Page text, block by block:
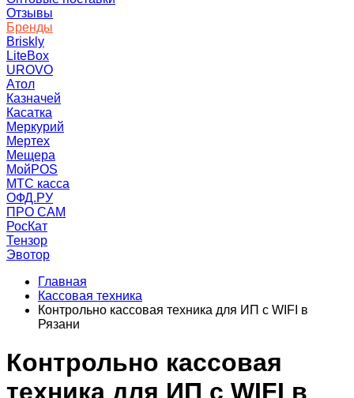
Отзывы
Бренды
Briskly
LiteBox
UROVO
Атол
Казначей
Касатка
Меркурий
Мертех
Мещера
МойPOS
МТС касса
ОФД.РУ
ПРО САМ
РосКат
Тензор
Эвотор
Главная
Кассовая техника
Контрольно кассовая техника для ИП с WIFI в
Рязани
Контрольно кассовая
техника для ИП с WIFI в